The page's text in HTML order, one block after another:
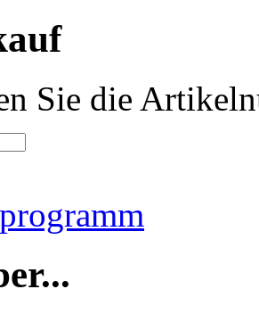
Sie die